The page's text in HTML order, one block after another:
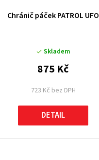
Chránič páček PATROL UFO
Skladem
723 Kč bez DPH
875 Kč
DETAIL